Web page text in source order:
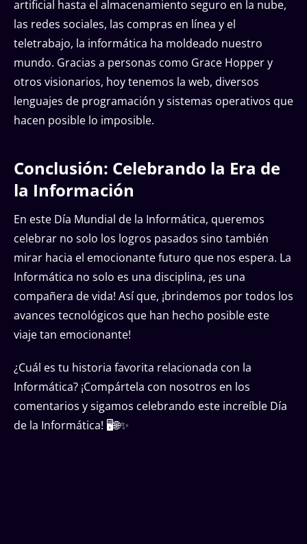
artificial hasta el almacenamiento seguro en la nube,
las redes sociales, las compras en línea y el
teletrabajo, la informática ha moldeado nuestro
mundo. Gracias a personas como Grace Hopper y
otros visionarios, hoy tenemos la web, diversos
lenguajes de programación y sistemas operativos que
hacen posible lo imposible.
Conclusión: Celebrando la Era de
la Información
En este Día Mundial de la Informática, queremos
celebrar no solo los logros pasados sino también
mirar hacia el emocionante futuro que nos espera. La
Informática no solo es una disciplina, ¡es una
compañera de vida! Así que, ¡brindemos por todos los
avances tecnológicos que han hecho posible este
viaje tan emocionante!
¿Cuál es tu historia favorita relacionada con la
Informática? ¡Compártela con nosotros en los
comentarios y sigamos celebrando este increíble Día
de la Informática! 🖥🌐✨